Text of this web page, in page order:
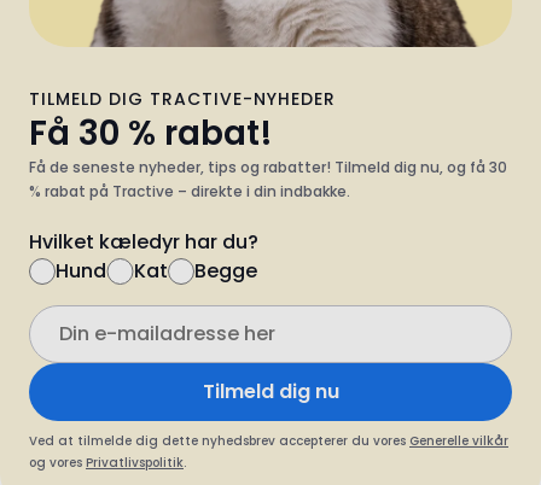
TILMELD DIG TRACTIVE-NYHEDER
Få 30 % rabat!
% rabat på Tractive – direkte i din indbakke.
Hvilket kæledyr har du?
Hund
Kat Begge
Tilmeld dig nu
Ved at tilmelde dig dette nyhedsbrev accepterer du voresGenerelle vilkår
og vores